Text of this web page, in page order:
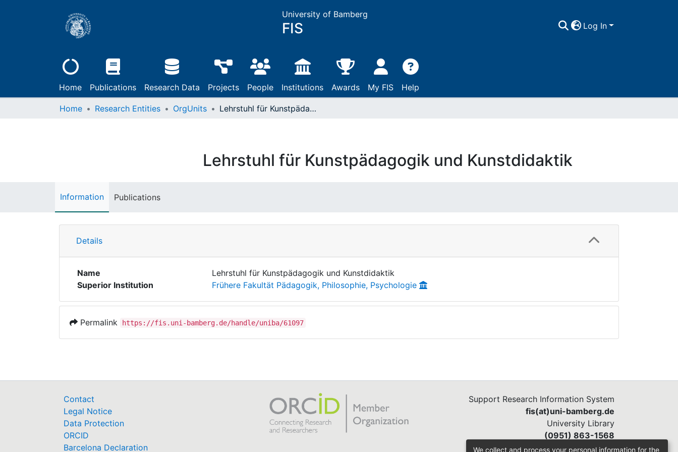
University of Bamberg
FIS Log In
Home Publications Research Data Projects People Institutions Awards My FIS Help
Home Research Entities OrgUnits Lehrstuhl für Kunstpädagogik und Kunstdidaktik
Lehrstuhl für Kunstpädagogik und Kunstdidaktik
Information Publications
Details
Name
Lehrstuhl für Kunstpädagogik und Kunstdidaktik
Superior Institution
Frühere Fakultät Pädagogik, Philosophie, Psychologie
Permalink https://fis.uni-bamberg.de/handle/uniba/61097
Contact
Legal Notice
Data Protection
ORCID
Barcelona Declaration
Support Research Information System
fis(at)uni-bamberg.de
University Library
(0951) 863-1568
We collect and process your personal information for the